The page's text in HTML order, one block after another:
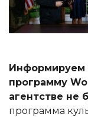
Информируем
программу
агентстве не
программа